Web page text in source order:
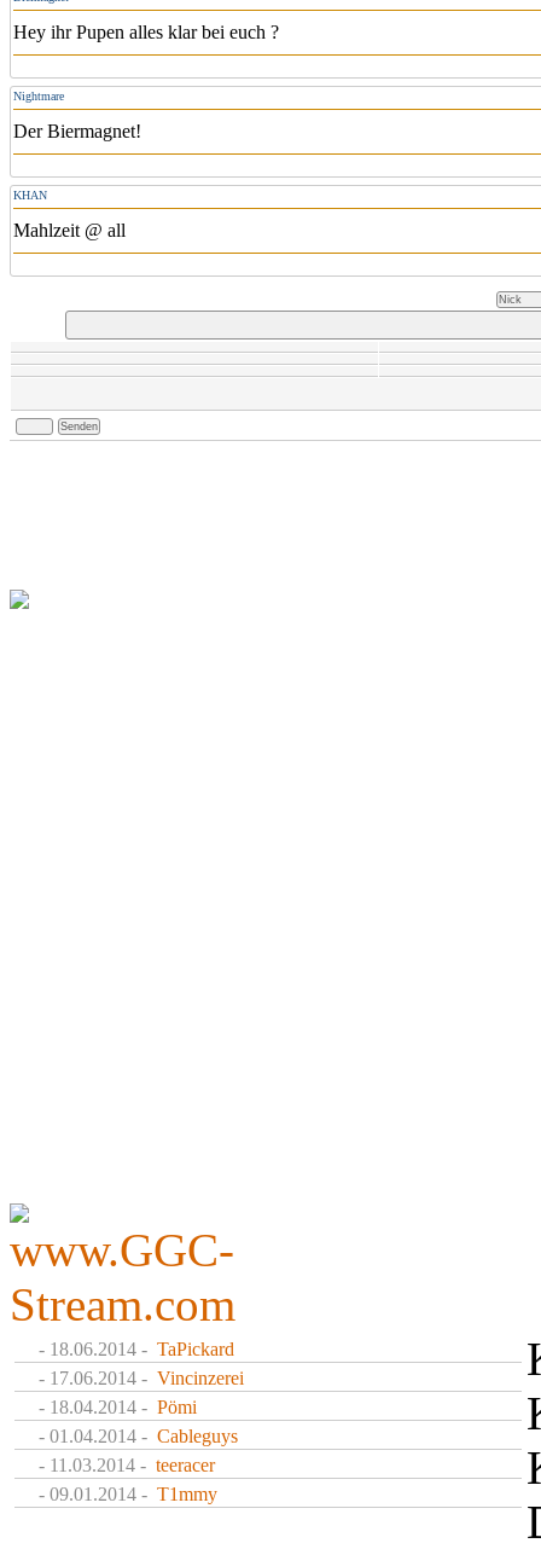
Hey ihr Pupen alles klar bei euch ?
Nightmare
Der Biermagnet!
KHAN
Mahlzeit @ all
- 18.06.2014 - TaPickard
- 17.06.2014 - Vincinzerei
- 18.04.2014 - Pömi
- 01.04.2014 - Cableguys
- 11.03.2014 - teeracer
- 09.01.2014 - T1mmy